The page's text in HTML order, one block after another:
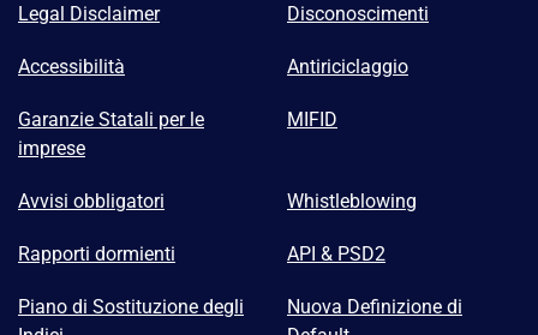
Legal Disclaimer Disconoscimenti
Accessibilità Antiriciclaggio
Garanzie Statali per le
imprese
MIFID
Avvisi obbligatori Whistleblowing
Rapporti dormienti API & PSD2
Piano di Sostituzione degli
Nuova Definizione di